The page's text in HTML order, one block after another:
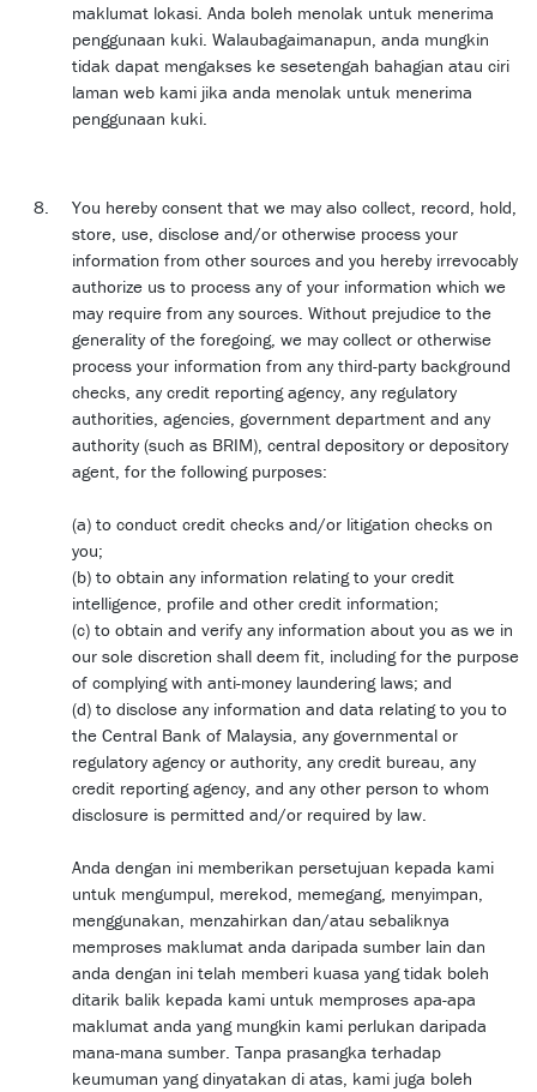
maklumat lokasi. Anda boleh menolak untuk menerima
penggunaan kuki. Walaubagaimanapun, anda mungkin
tidak dapat mengakses ke sesetengah bahagian atau ciri
laman web kami jika anda menolak untuk menerima
penggunaan kuki.
You hereby consent that we may also collect, record, hold,
store, use, disclose and/or otherwise process your
information from other sources and you hereby irrevocably
authorize us to process any of your information which we
may require from any sources. Without prejudice to the
generality of the foregoing, we may collect or otherwise
process your information from any third-party background
checks, any credit reporting agency, any regulatory
authorities, agencies, government department and any
authority (such as BRIM), central depository or depository
agent, for the following purposes:
(a) to conduct credit checks and/or litigation checks on
you;
(b) to obtain any information relating to your credit
intelligence, profile and other credit information;
(c) to obtain and verify any information about you as we in
our sole discretion shall deem fit, including for the purpose
of complying with anti-money laundering laws; and
(d) to disclose any information and data relating to you to
the Central Bank of Malaysia, any governmental or
regulatory agency or authority, any credit bureau, any
credit reporting agency, and any other person to whom
disclosure is permitted and/or required by law.
Anda dengan ini memberikan persetujuan kepada kami
untuk mengumpul, merekod, memegang, menyimpan,
menggunakan, menzahirkan dan/atau sebaliknya
memproses maklumat anda daripada sumber lain dan
anda dengan ini telah memberi kuasa yang tidak boleh
ditarik balik kepada kami untuk memproses apa-apa
maklumat anda yang mungkin kami perlukan daripada
mana-mana sumber. Tanpa prasangka terhadap
keumuman yang dinyatakan di atas, kami juga boleh